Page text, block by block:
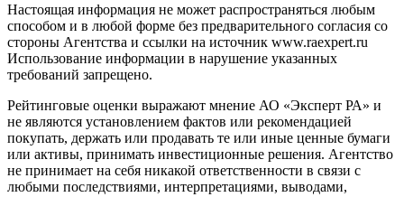
Настоящая информация не может распространяться любым
способом и в любой форме без предварительного согласия со
стороны Агентства и ссылки на источник www.raexpert.ru
Использование информации в нарушение указанных
требований запрещено.
Рейтинговые оценки выражают мнение АО «Эксперт РА» и
не являются установлением фактов или рекомендацией
покупать, держать или продавать те или иные ценные бумаги
или активы, принимать инвестиционные решения. Агентство
не принимает на себя никакой ответственности в связи с
любыми последствиями, интерпретациями, выводами,